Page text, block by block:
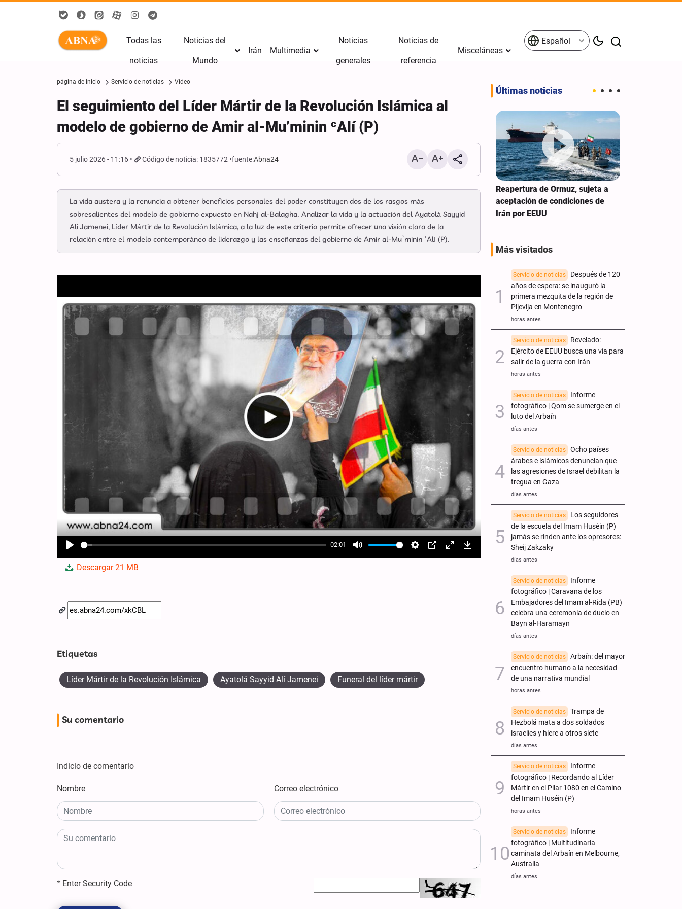
Todas las
noticias
Noticias del
Mundo
Irán Multimedia
Noticias
generales
Noticias de
referencia
Misceláneas
Español
página de inicio Servicio de noticias Vídeo
El seguimiento del Líder Mártir de la Revolución Islámica al
modelo de gobierno de Amir al-Mu’minin ʿAlí (P)
5 julio 2026 - 11:16 Código de noticia: 1835772 fuente:Abna24
La vida austera y la renuncia a obtener beneficios personales del poder constituyen dos de los rasgos más
sobresalientes del modelo de gobierno expuesto en Nahj al-Balagha. Analizar la vida y la actuación del Ayatolá Sayyid
Ali Jamenei, Líder Mártir de la Revolución Islámica, a la luz de este criterio permite ofrecer una visión clara de la
relación entre el modelo contemporáneo de liderazgo y las enseñanzas del gobierno de Amir al-Mu’minin ʿAlí (P).
Play
02:01
Mute Settings
PIP EnterDownload
Descargar21 MB
Etiquetas
Líder Mártir de la Revolución Islámica Ayatolá Sayyid Alí Jamenei Funeral del líder mártir
Su comentario
Indicio de comentario
Nombre Correo electrónico
* Enter Security Code
Últimas noticias
Revelado: Ejército de EEUU busca
una vía para salir de la guerra
con Irán
Reapertura de Ormuz, sujeta a
aceptación de condiciones de
Irán por EEUU
Más visitados
Servicio de noticias
Después de 120
años de espera: se inauguró la
primera mezquita de la región de
Pljevlja en Montenegro
horas antes
Servicio de noticias
Revelado:
Ejército de EEUU busca una vía para
salir de la guerra con Irán
horas antes
Servicio de noticias
Informe
fotográfico | Qom se sumerge en el
luto del Arbaín
días antes
Servicio de noticias
Ocho países
árabes e islámicos denuncian que
las agresiones de Israel debilitan la
tregua en Gaza
días antes
Servicio de noticias
Los seguidores
de la escuela del Imam Huséin (P)
jamás se rinden ante los opresores:
Sheij Zakzaky
días antes
Servicio de noticias
Informe
fotográfico | Caravana de los
Embajadores del Imam al-Rida (PB)
celebra una ceremonia de duelo en
Bayn al-Haramayn
días antes
Servicio de noticias
Arbaín: del mayor
encuentro humano a la necesidad
de una narrativa mundial
horas antes
Servicio de noticias
Trampa de
Hezbolá mata a dos soldados
israelíes y hiere a otros siete
días antes
Servicio de noticias
Informe
fotográfico | Recordando al Líder
Mártir en el Pilar 1080 en el Camino
del Imam Huséin (P)
horas antes
Servicio de noticias
Informe
fotográfico | Multitudinaria
caminata del Arbaín en Melbourne,
Australia
días antes